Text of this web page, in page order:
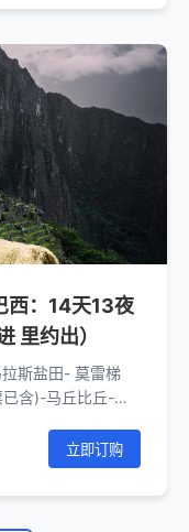
西：14天13夜
里约出）
斯盐田- 莫雷梯
含)-马丘比丘-温
游-布宜诺斯艾利
住巴西伊瓜苏)鸟园
接机-耶稣山 - 面
立即订购